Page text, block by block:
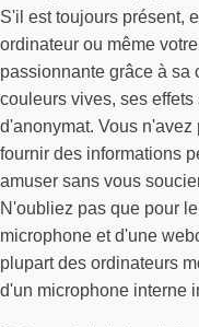
S'il est toujours présent,
ordinateur ou même
passionnante grâce à sa
couleurs vives, ses
d'anonymat. Vous
fournir des informations
amuser sans vous
N'oubliez pas que pour
microphone et d'une
plupart des ordinateurs
d'un microphone interne